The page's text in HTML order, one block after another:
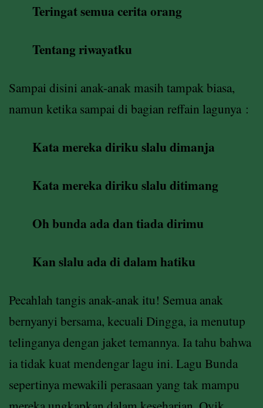
Teringat semua cerita orang
Tentang riwayatku
Sampai disini anak-anak masih tampak biasa,
namun ketika sampai di bagian reffain lagunya :
Kata mereka diriku slalu dimanja
Kata mereka diriku slalu ditimang
Oh bunda ada dan tiada dirimu
Kan slalu ada di dalam hatiku
Pecahlah tangis anak-anak itu! Semua anak
bernyanyi bersama, kecuali Dingga, ia menutup
telinganya dengan jaket temannya. Ia tahu bahwa
ia tidak kuat mendengar lagu ini. Lagu Bunda
sepertinya mewakili perasaan yang tak mampu